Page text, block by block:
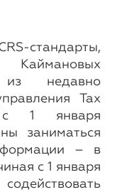
стандарты,
из недавно
Tax
с 1 января
заниматься
– в
с 1 января